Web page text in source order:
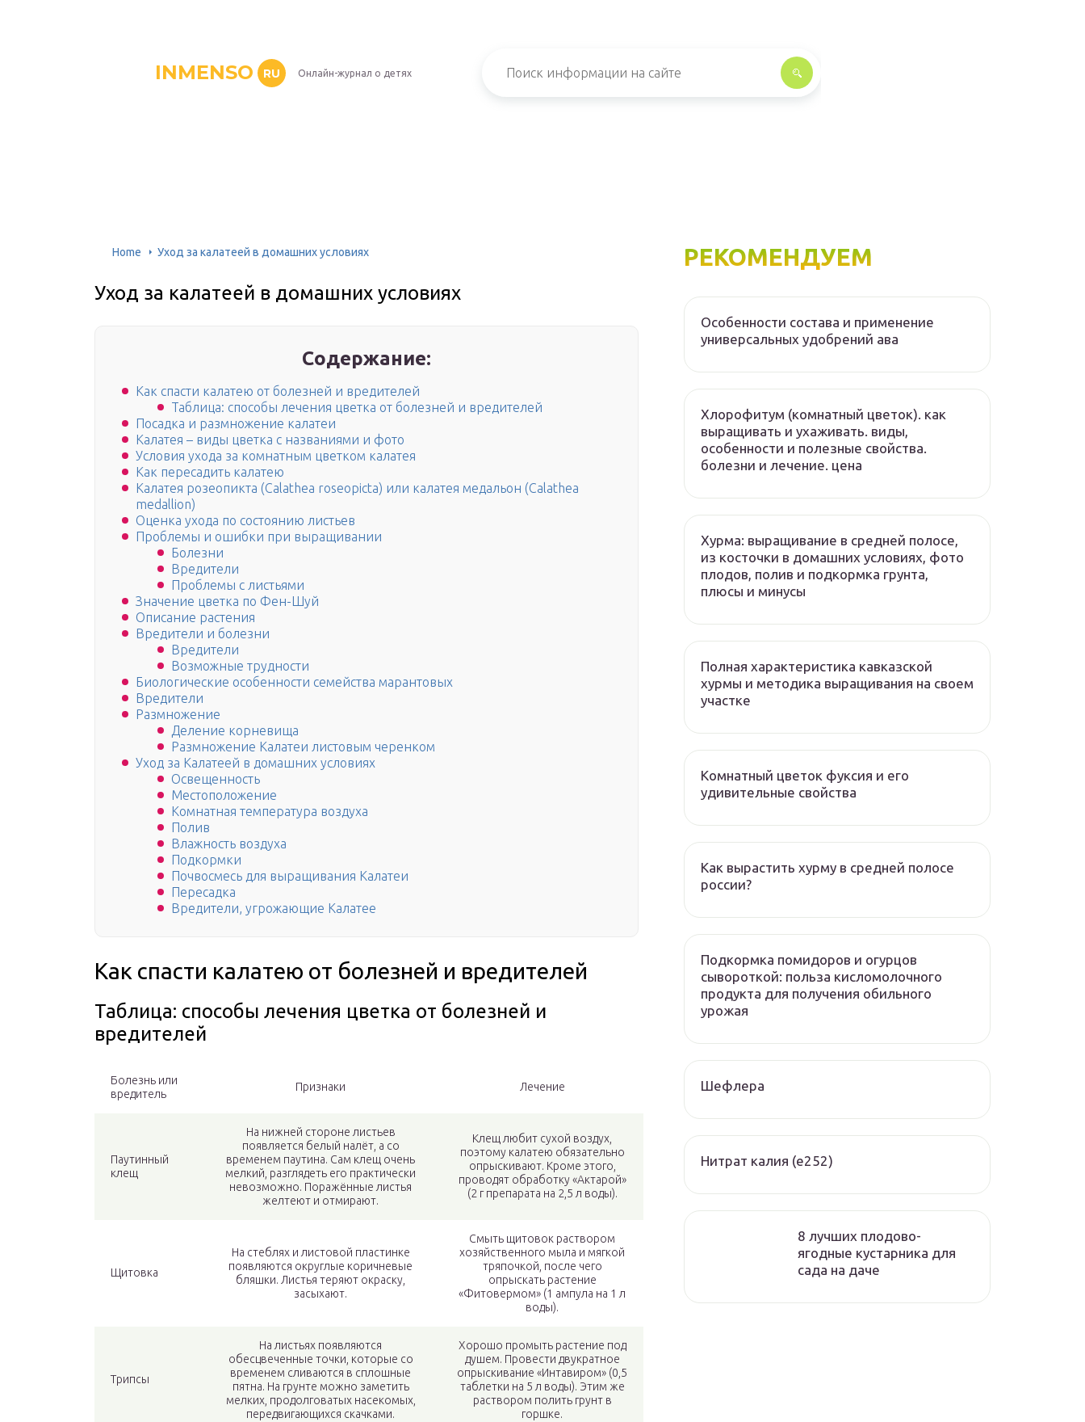
INMENSO RU Онлайн-журнал о детях
Home Уход за калатеей в домашних условиях
Уход за калатеей в домашних условиях
Содержание:
Как спасти калатею от болезней и вредителей
Таблица: способы лечения цветка от болезней и вредителей
Посадка и размножение калатеи
Калатея – виды цветка с названиями и фото
Условия ухода за комнатным цветком калатея
Как пересадить калатею
Калатея розеопикта (Calathea roseopicta) или калатея медальон (Calathea
medallion)
Оценка ухода по состоянию листьев
Проблемы и ошибки при выращивании
Болезни
Вредители
Проблемы с листьями
Значение цветка по Фен-Шуй
Описание растения
Вредители и болезни
Вредители
Возможные трудности
Биологические особенности семейства марантовых
Вредители
Размножение
Деление корневища
Размножение Калатеи листовым черенком
Уход за Калатеей в домашних условиях
Освещенность
Местоположение
Комнатная температура воздуха
Полив
Влажность воздуха
Подкормки
Почвосмесь для выращивания Калатеи
Пересадка
Вредители, угрожающие Калатее
Как спасти калатею от болезней и вредителей
Таблица: способы лечения цветка от болезней и
вредителей
Болезнь или
вредитель
Признаки Лечение
Паутинный
клещ
На нижней стороне листьев
появляется белый налёт, а со
временем паутина. Сам клещ очень
мелкий, разглядеть его практически
невозможно. Поражённые листья
желтеют и отмирают.
Клещ любит сухой воздух,
поэтому калатею обязательно
опрыскивают. Кроме этого,
проводят обработку «Актарой»
(2 г препарата на 2,5 л воды).
Щитовка
На стеблях и листовой пластинке
появляются округлые коричневые
бляшки. Листья теряют окраску,
засыхают.
Смыть щитовок раствором
хозяйственного мыла и мягкой
тряпочкой, после чего
опрыскать растение
«Фитовермом» (1 ампула на 1 л
воды).
Трипсы
На листьях появляются
обесцвеченные точки, которые со
временем сливаются в сплошные
пятна. На грунте можно заметить
мелких, продолговатых насекомых,
передвигающихся скачками.
Хорошо промыть растение под
душем. Провести двукратное
опрыскивание «Интавиром» (0,5
таблетки на 5 л воды). Этим же
раствором полить грунт в
горшке.
РЕКОМЕНДУЕМ
Особенности состава и применение
универсальных удобрений ава
Хлорофитум (комнатный цветок). как
выращивать и ухаживать. виды,
особенности и полезные свойства.
болезни и лечение. цена
Хурма: выращивание в средней полосе,
из косточки в домашних условиях, фото
плодов, полив и подкормка грунта,
плюсы и минусы
Полная характеристика кавказской
хурмы и методика выращивания на своем
участке
Комнатный цветок фуксия и его
удивительные свойства
Как вырастить хурму в средней полосе
россии?
Подкормка помидоров и огурцов
сывороткой: польза кисломолочного
продукта для получения обильного
урожая
Шефлера
Нитрат калия (е252)
8 лучших плодово-
ягодные кустарника для
сада на даче